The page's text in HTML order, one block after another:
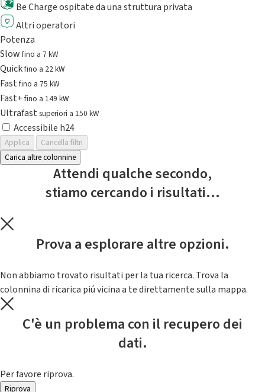
Be Charge ospitate da una struttura privata
Altri operatori
Potenza
Slowfino a 7 kW
Quickfino a 22 kW
Fastfino a 75 kW
Fast+fino a 149 kW
Ultrafast superiori a 150 kW
Accessibile h24
Applica
Cancella filtri
Carica altre colonnine
Attendi qualche secondo,
stiamo cercando i risultati...
Prova a esplorare altre opzioni.
Non abbiamo trovato risultati per la tua ricerca. Trova la
colonnina di ricarica piú vicina a te direttamente sulla mappa.
C'è un problema con il recupero dei
dati.
Per favore riprova.
Riprova